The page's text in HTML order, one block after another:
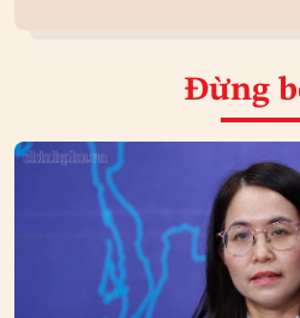
Đừng